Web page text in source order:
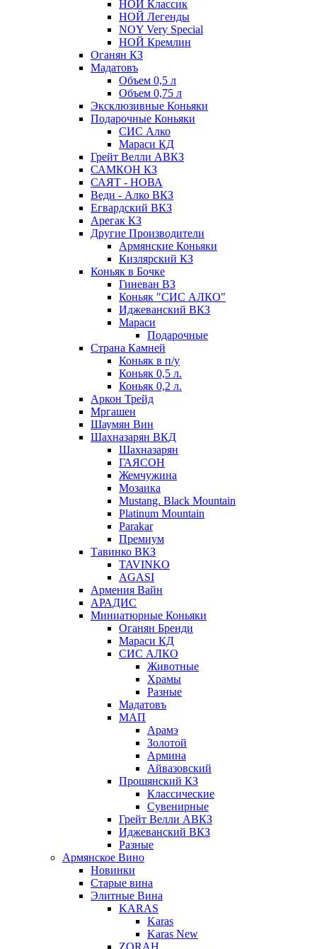
НОЙ Классик
НОЙ Легенды
NOY Very Speсial
НОЙ Кремлин
Оганян КЗ
Мадатовъ
Объем 0,5 л
Объем 0,75 л
Эксклюзивные Коньяки
Подарочные Коньяки
СИС Алко
Мараси КД
Грейт Велли АВКЗ
САМКОН КЗ
САЯТ - НОВА
Веди - Алко ВКЗ
Егвардский ВКЗ
Арегак КЗ
Другие Производители
Армянские Коньяки
Кизлярский КЗ
Коньяк в Бочке
Гиневан ВЗ
Коньяк "СИС АЛКО"
Иджеванский ВКЗ
Мараси
Подарочные
Страна Камней
Коньяк в п/у
Коньяк 0,5 л.
Коньяк 0,2 л.
Аркон Трейд
Мргашен
Шаумян Вин
Шахназарян ВКД
Шахназарян
ГАЯСОН
Жемчужина
Мозаика
Mustang. Black Mountain
Platinum Mountain
Parakar
Премиум
Тавинко ВКЗ
TAVINKO
AGASI
Армения Вайн
АРАДИС
Миниатюрные Коньяки
Оганян Бренди
Мараси КД
СИС АЛКО
Животные
Храмы
Разные
Мадатовъ
МАП
Арамэ
Золотой
Армина
Айвазовский
Прошянский КЗ
Классические
Сувенирные
Грейт Велли АВКЗ
Иджеванский ВКЗ
Разные
Армянское Вино
Новинки
Старые вина
Элитные Вина
KARAS
Karas
Karas New
ZORAH